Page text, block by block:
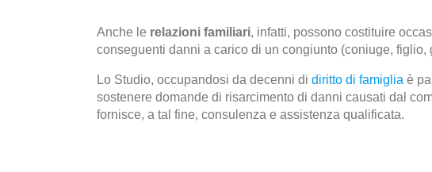
Anche le relazioni familiari, infatti, possono costituire
conseguenti danni a carico di un congiunto (coniuge, figlio,
Lo Studio, occupandosi da decenni di diritto di famiglia è
sostenere domande di risarcimento di danni causati dal
fornisce, a tal fine, consulenza e assistenza qualificata.